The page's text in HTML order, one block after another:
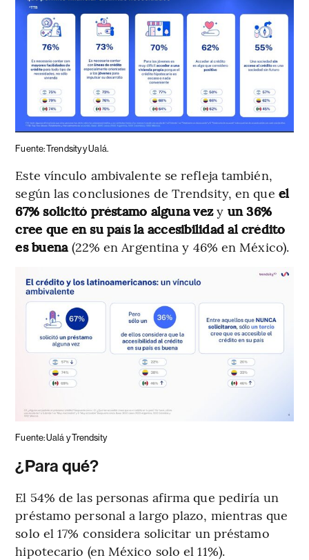
Fuente: Trendsity y Ualá.
Este vínculo ambivalente se refleja también,
según las conclusiones de Trendsity, en que el
67% solicitó préstamo alguna vezy un 36%
cree que en su país la accesibilidad al crédito
es buena (22% en Argentina y 46% en México).
Fuente: Ualá y Trendsity
¿Para qué?
El 54% de las personas afirma que pediría un
préstamo personal a largo plazo, mientras que
solo el 17% considera solicitar un préstamo
hipotecario (en México solo el 11%).